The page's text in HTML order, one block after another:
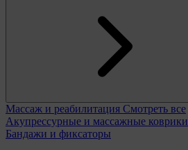
Массаж и реабилитация Смотреть все
Акупрессурные и массажные коврики
Бандажи и фиксаторы